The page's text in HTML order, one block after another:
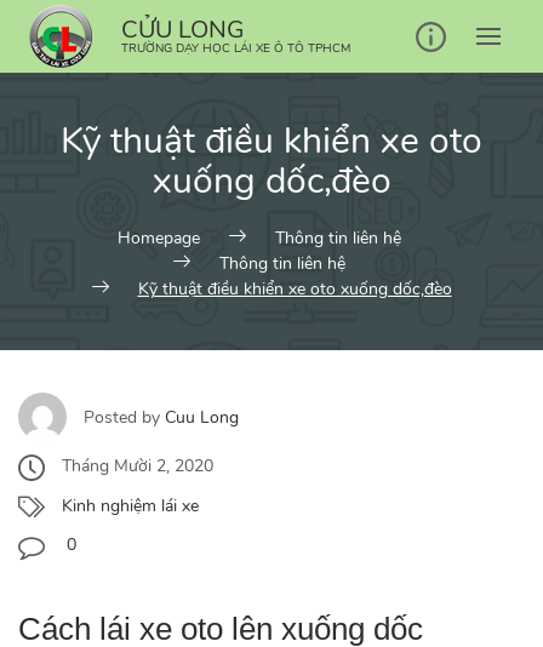
content
CỬU LONG
TRƯỜNG DẠY HỌC LÁI XE Ô TÔ TPHCM
Kỹ thuật điều khiển xe oto
xuống dốc,đèo
Homepage
Thông tin liên hệ
Thông tin liên hệ
Kỹ thuật điều khiển xe oto xuống dốc,đèo
Posted by Cuu Long
Tháng Mười 2, 2020
Kinh nghiệm lái xe
0
Cách lái xe oto lên xuống dốc